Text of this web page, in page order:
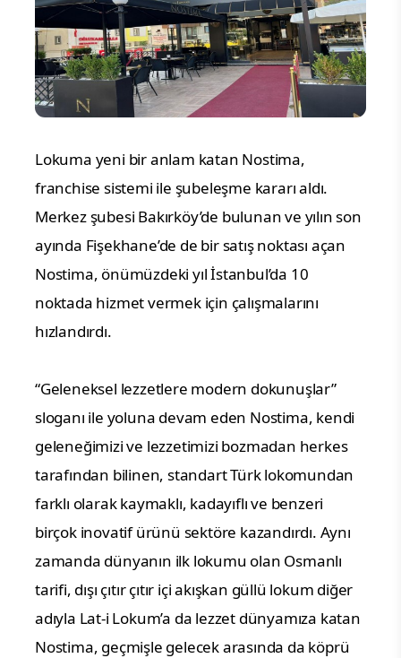
Lokuma yeni bir anlam katan Nostima,
franchise sistemi ile şubeleşme kararı aldı.
Merkez şubesi Bakırköy’de bulunan ve yılın son
ayında Fişekhane’de de bir satış noktası açan
Nostima, önümüzdeki yıl İstanbul’da 10
noktada hizmet vermek için çalışmalarını
hızlandırdı.
“Geleneksel lezzetlere modern dokunuşlar”
sloganı ile yoluna devam eden Nostima, kendi
geleneğimizi ve lezzetimizi bozmadan herkes
tarafından bilinen, standart Türk lokomundan
farklı olarak kaymaklı, kadayıflı ve benzeri
birçok inovatif ürünü sektöre kazandırdı. Aynı
zamanda dünyanın ilk lokumu olan Osmanlı
tarifi, dışı çıtır çıtır içi akışkan güllü lokum diğer
adıyla Lat-i Lokum’a da lezzet dünyamıza katan
Nostima, geçmişle gelecek arasında da köprü